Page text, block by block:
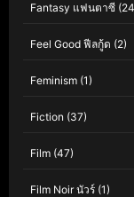
Fantasy แฟนตาซี
Feel Good ฟีลกู้ด (2)
Feminism (1)
Fiction (37)
Film (47)
Film Noir นัวร์ (1)